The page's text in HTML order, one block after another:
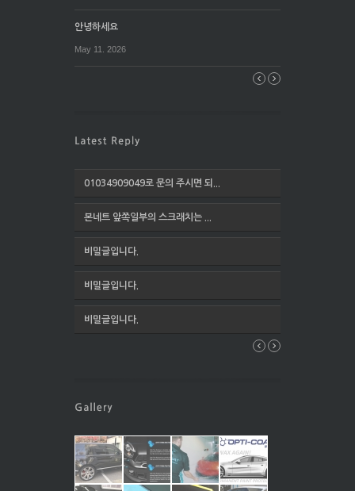
안녕하세요
May 11. 2026
01034909049로 문의 주시면 되...
본네트 앞쪽일부의 스크래치는 ...
비밀글입니다.
비밀글입니다.
비밀글입니다.